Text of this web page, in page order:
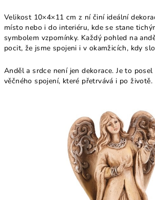
Velikost 10×4×11 cm z ní činí ideální
místo nebo i do interiéru, kde se stane
symbolem vzpomínky. Každý pohled na
pocit, že jsme spojeni i v okamžicích, kdy
Anděl a srdce není jen dekorace. Je to posel
věčného spojení, které přetrvává i po životě.